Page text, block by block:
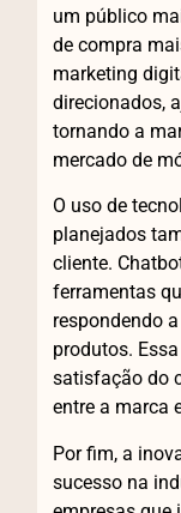
um público
de compra
marketing
direcionados,
tornando a
mercado de
O uso de
planejados
cliente.
ferramentas
respondendo
produtos.
satisfação do
entre a marca
Por fim, a
sucesso na